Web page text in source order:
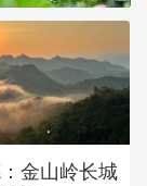
金山岭长城